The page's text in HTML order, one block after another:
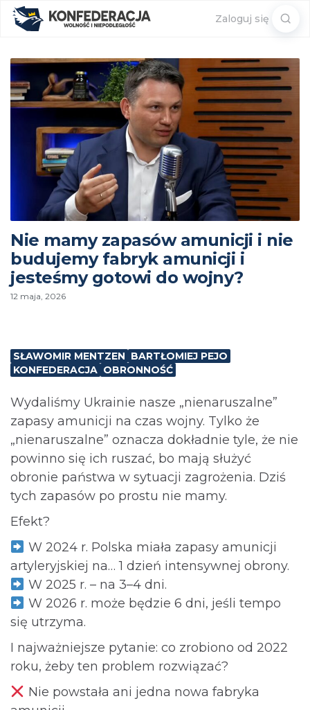
Zaloguj się
Nie mamy zapasów amunicji i nie
budujemy fabryk amunicji i
jesteśmy gotowi do wojny?
12 maja, 2026
SŁAWOMIR MENTZEN BARTŁOMIEJ PEJO
KONFEDERACJA OBRONNOŚĆ
Wydaliśmy Ukrainie nasze „nienaruszalne”
zapasy amunicji na czas wojny. Tylko że
„nienaruszalne” oznacza dokładnie tyle, że nie
powinno się ich ruszać, bo mają służyć
obronie państwa w sytuacji zagrożenia. Dziś
tych zapasów po prostu nie mamy.
Efekt?
W 2024 r. Polska miała zapasy amunicji
artyleryjskiej na… 1 dzień intensywnej obrony.
W 2025 r. – na 3–4 dni.
W 2026 r. może będzie 6 dni, jeśli tempo
się utrzyma.
I najważniejsze pytanie: co zrobiono od 2022
roku, żeby ten problem rozwiązać?
Nie powstała ani jedna nowa fabryka